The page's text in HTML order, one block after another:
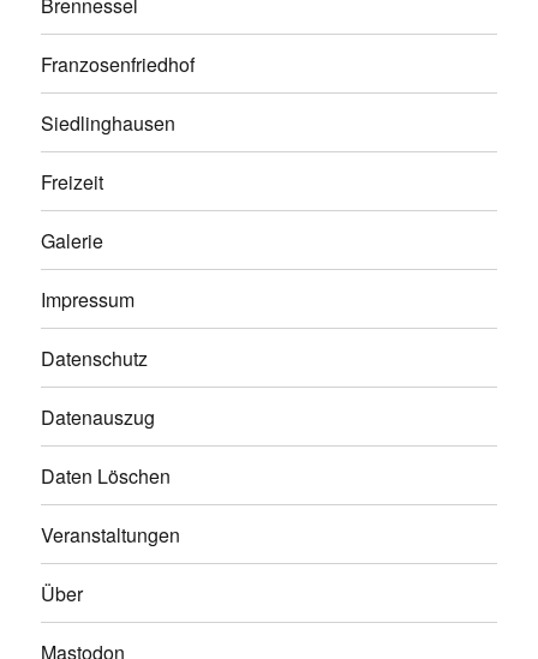
Franzosenfriedhof
Siedlinghausen
Freizeit
Galerie
Impressum
Datenschutz
Datenauszug
Daten Löschen
Veranstaltungen
Über
Mastodon